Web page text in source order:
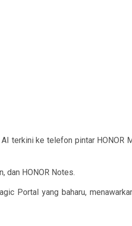
terkini ke telefon pintar HONOR
dan HONOR Notes.
Portal yang baharu,